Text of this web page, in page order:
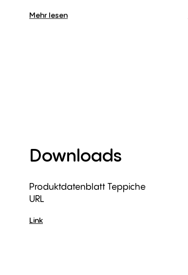
Mehr lesen
Downloads
Produktdatenblatt Teppiche
URL
Link